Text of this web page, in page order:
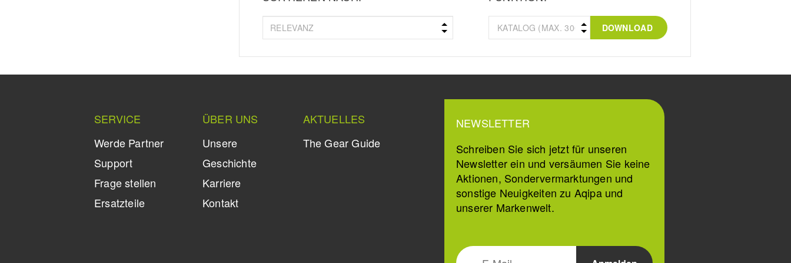
DOWNLOAD
SERVICE
Werde Partner
Support
Frage stellen
Ersatzteile
ÜBER UNS
Unsere
Geschichte
Karriere
Kontakt
AKTUELLES
The Gear Guide
NEWSLETTER
Schreiben Sie sich jetzt für unseren
Newsletter ein und versäumen Sie keine
Aktionen, Sondervermarktungen und
sonstige Neuigkeiten zu Aqipa und
unserer Markenwelt.